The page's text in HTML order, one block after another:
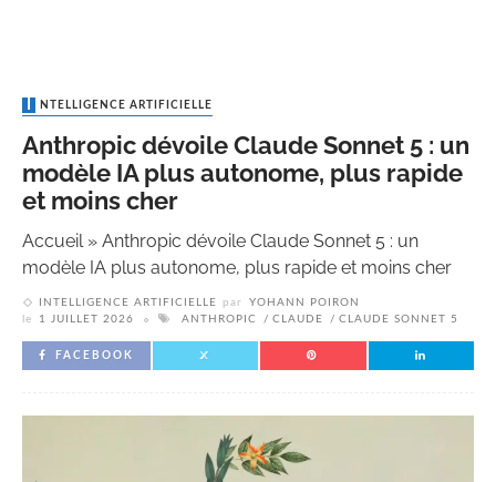
INTELLIGENCE ARTIFICIELLE
Anthropic dévoile Claude Sonnet 5 : un
modèle IA plus autonome, plus rapide
et moins cher
Accueil» Anthropic dévoile Claude Sonnet 5 : un
modèle IA plus autonome, plus rapide et moins cher
INTELLIGENCE ARTIFICIELLE par
YOHANN POIRON
le
1 JUILLET 2026 ANTHROPIC CLAUDE CLAUDE SONNET 5
FACEBOOK